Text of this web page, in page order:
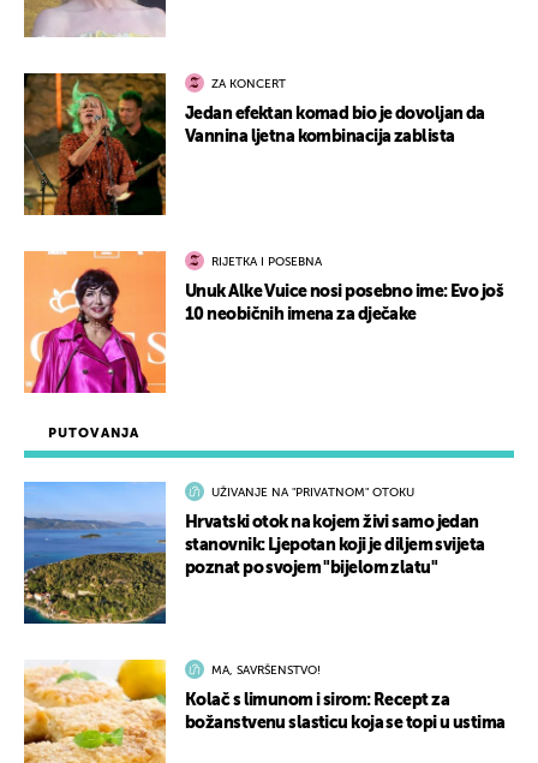
PUTOVANJA
UŽIVANJE NA "PRIVATNOM" OTOKU
Hrvatski otok na kojem živi samo jedan
stanovnik: Ljepotan koji je diljem svijeta
poznat po svojem "bijelom zlatu"
MA, SAVRŠENSTVO!
Kolač s limunom i sirom: Recept za
božanstvenu slasticu koja se topi u ustima
ZA KONCERT
Jedan efektan komad bio je dovoljan da
Vannina ljetna kombinacija zablista
RIJETKA I POSEBNA
Unuk Alke Vuice nosi posebno ime: Evo još
10 neobičnih imena za dječake